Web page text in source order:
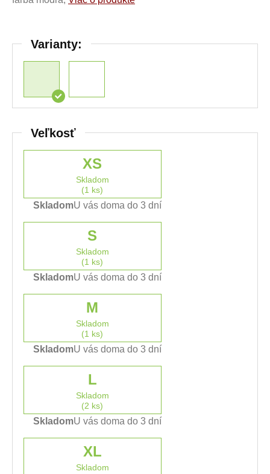
Varianty:
Veľkosť
XS
Skladom
(1 ks)
SkladomU vás doma do 3 dní
S
Skladom
(1 ks)
SkladomU vás doma do 3 dní
M
Skladom
(1 ks)
SkladomU vás doma do 3 dní
L
Skladom
(2 ks)
SkladomU vás doma do 3 dní
XL
Skladom